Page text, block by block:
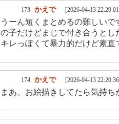
173 かえで [2026-04-13
うーん短くまとめるの難しい
の子だけどまじで付き合うと
キレっぽくて暴力的だけど素
174 かえで [2026-04-13
まあ、お絵描きしてたら気持